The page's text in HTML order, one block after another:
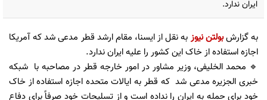
ایران ندارد.
به گزارشبولتن نیوز به نقل از ایسنا، مقام ارشد قطر مدعی شد که آمریکا
اجازه استفاده از خاک این کشور را علیه ایران ندارد.
🔹 محمد الخلیفی، وزیر مشاور در امور خارجه قطر در مصاحبه با شبکه
خبری الجزیره مدعی شد که قطر به ایالات متحده اجازه استفاده از خاک
خود برای حمله به ایران را نداده است و از تسلیحات خود صرفاً برای دفاع